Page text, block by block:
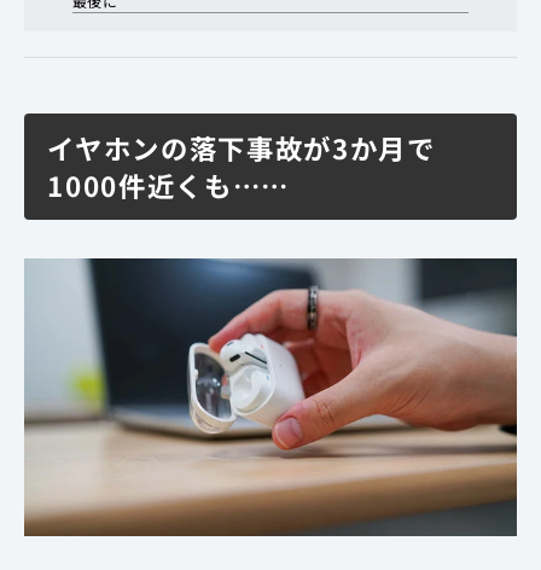
イヤホンの落下事故が3か月で
1000件近くも……